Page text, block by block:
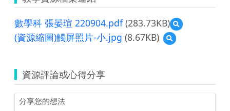
數學科 張晏瑄 220904.pdf(283.73KB)
預
覽
瑄
(資源縮圖)觸屏照片-小.jpg (8.67KB)
預
覽
圖)
觸
資源評論或心得分享